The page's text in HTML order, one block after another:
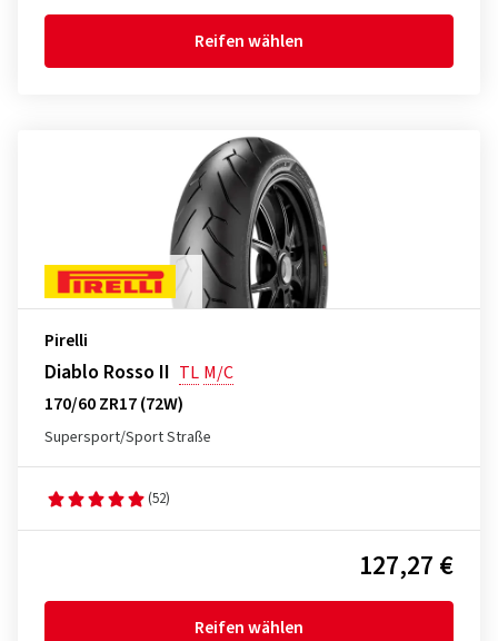
Reifen wählen
Pirelli
Diablo Rosso II TL M/C
170/60 ZR17 (72W)
Supersport/Sport Straße
(52)
127,27 €
Reifen wählen